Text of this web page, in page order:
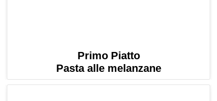
Primo Piatto
Pasta alle melanzane